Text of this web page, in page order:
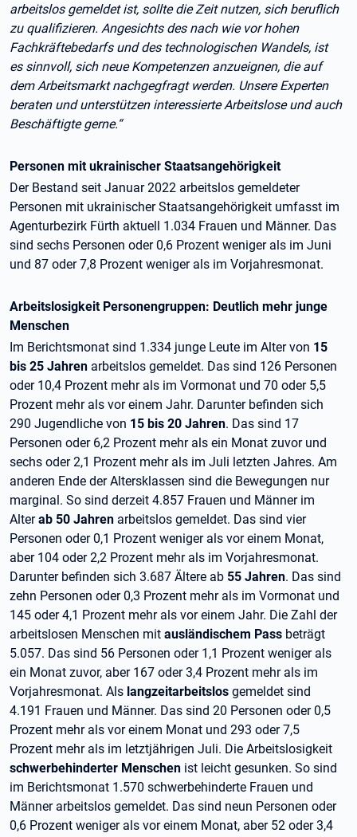
arbeitslos gemeldet ist, sollte die Zeit nutzen, sich beruflich
zu qualifizieren. Angesichts des nach wie vor hohen
Fachkräftebedarfs und des technologischen Wandels, ist
es sinnvoll, sich neue Kompetenzen anzueignen, die auf
dem Arbeitsmarkt nachgegfragt werden. Unsere Experten
beraten und unterstützen interessierte Arbeitslose und auch
Beschäftigte gerne.“
Personen mit ukrainischer Staatsangehörigkeit
Der Bestand seit Januar 2022 arbeitslos gemeldeter
Personen mit ukrainischer Staatsangehörigkeit umfasst im
Agenturbezirk Fürth aktuell 1.034 Frauen und Männer. Das
sind sechs Personen oder 0,6 Prozent weniger als im Juni
und 87 oder 7,8 Prozent weniger als im Vorjahresmonat.
Arbeitslosigkeit Personengruppen: Deutlich mehr junge
Menschen
Im Berichtsmonat sind 1.334 junge Leute im Alter von 15
bis 25 Jahren arbeitslos gemeldet. Das sind 126 Personen
oder 10,4 Prozent mehr als im Vormonat und 70 oder 5,5
Prozent mehr als vor einem Jahr. Darunter befinden sich
290 Jugendliche von 15 bis 20 Jahren. Das sind 17
Personen oder 6,2 Prozent mehr als ein Monat zuvor und
sechs oder 2,1 Prozent mehr als im Juli letzten Jahres. Am
anderen Ende der Altersklassen sind die Bewegungen nur
marginal. So sind derzeit 4.857 Frauen und Männer im
Alterab 50 Jahren arbeitslos gemeldet. Das sind vier
Personen oder 0,1 Prozent weniger als vor einem Monat,
aber 104 oder 2,2 Prozent mehr als im Vorjahresmonat.
Darunter befinden sich 3.687 Ältere ab 55 Jahren. Das sind
zehn Personen oder 0,3 Prozent mehr als im Vormonat und
145 oder 4,1 Prozent mehr als vor einem Jahr. Die Zahl der
arbeitslosen Menschen mit ausländischem Pass beträgt
5.057. Das sind 56 Personen oder 1,1 Prozent weniger als
ein Monat zuvor, aber 167 oder 3,4 Prozent mehr als im
Vorjahresmonat. Als langzeitarbeitslos gemeldet sind
4.191 Frauen und Männer. Das sind 20 Personen oder 0,5
Prozent mehr als vor einem Monat und 293 oder 7,5
Prozent mehr als im letztjährigen Juli. Die Arbeitslosigkeit
schwerbehinderter Menschen ist leicht gesunken. So sind
im Berichtsmonat 1.570 schwerbehinderte Frauen und
Männer arbeitslos gemeldet. Das sind neun Personen oder
0,6 Prozent weniger als vor einem Monat, aber 52 oder 3,4